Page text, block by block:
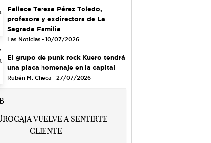
Fallece Teresa Pérez Toledo,
profesora y exdirectora de La
Sagrada Familia
Las Noticias - 10/07/2026
El grupo de punk rock Kuero tendrá
una placa homenaje en la capital
Rubén M. Checa - 27/07/2026